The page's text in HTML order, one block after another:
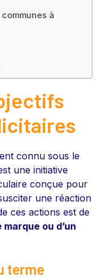
à
connu sous le
une initiative
conçue pour
une réaction
ces actions est de
ou d’un
terme